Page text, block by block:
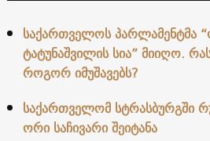
საქართველოს პარლამენტმა
ტატუნაშვილის სია” მიიღო.
როგორ იმუშავებს?
საქართველომ სტრასბურგში
ორი საჩივარი შეიტანა